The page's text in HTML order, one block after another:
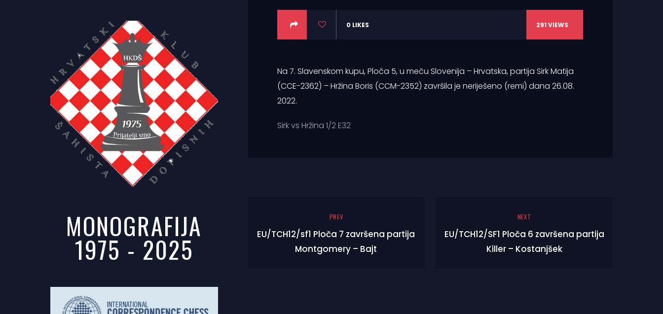
0 LIKES 291 VIEWS
Na 7. Slavenskom kupu, Ploča 5, u meču Slovenija – Hrvatska, partija Sirk Matija
(CCE-2362) – Hržina Boris (CCM-2352) završila je neriješeno (remi) dana 26.08.
2022.
Sirk vs Hržina 1/2 E32
PREV
EU/TCH12/sf1 Ploča 7 završena partija
Montgomery – Bajt
NEXT
EU/TCH12/SF1 Ploča 6 završena partija
Killer – Kostanjšek
MONOGRAFIJA
1975 - 2025